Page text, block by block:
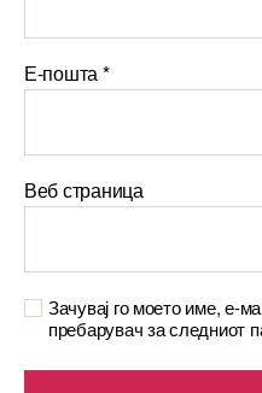
Е-пошта*
Веб страница
Зачувај го моето име, е-
пребарувач за следниот